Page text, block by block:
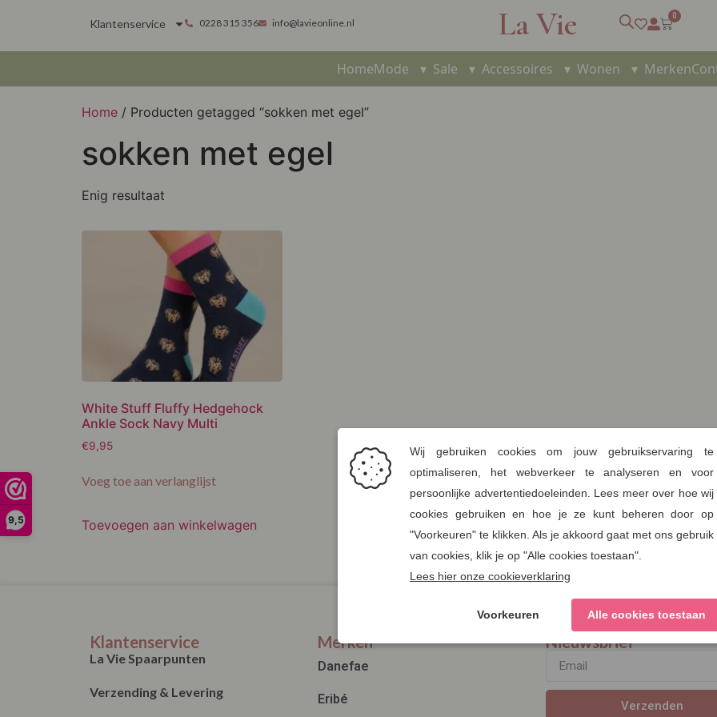
9,5
Klantenservice 0228 315 356 info@lavieonline.nl La Vie 0
HomeMode ▾ Sale ▾ Accessoires ▾ Wonen ▾ Merken
Home / Producten getagged “sokken met egel”
sokken met egel
Enig resultaat
White Stuff Fluffy Hedgehock
Ankle Sock Navy Multi
€9,95
Voeg toe aan verlanglijst
Toevoegen aan winkelwagen
Klantenservice
La Vie Spaarpunten
Verzending & Levering
Merken
Danefae
Eribé
Nieuwsbrief
Verzenden